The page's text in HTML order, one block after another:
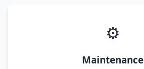
⚙️
Maintenance